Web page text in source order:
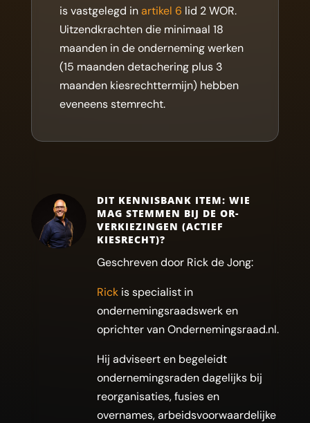
is vastgelegd inartikel 6 lid 2 WOR.
Uitzendkrachten die minimaal 18
maanden in de onderneming werken
(15 maanden detachering plus 3
maanden kiesrechttermijn) hebben
eveneens stemrecht.
DIT KENNISBANK ITEM: WIE
MAG STEMMEN BIJ DE OR-
VERKIEZINGEN (ACTIEF
KIESRECHT)?
Geschreven door Rick de Jong:
Rickis specialist in
ondernemingsraadswerk en
oprichter van Ondernemingsraad.nl.
Hij adviseert en begeleidt
ondernemingsraden dagelijks bij
reorganisaties, fusies en
overnames, arbeidsvoorwaardelijke